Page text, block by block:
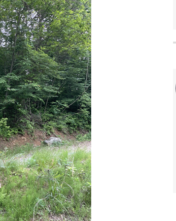
중동 위기
호르무즈 갈등 격화, 트럼프 정치·경제 ..
호르무즈 해협 통행료를 철회한 트럼프
이란, 호르무즈 해협 봉쇄 선택한 배경
트럼프, 이란 압박수단 한계 직면
하마스, 가자 통치권 이양으로 휴전 의지..